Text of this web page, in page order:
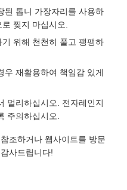
된 톱니 가장자리를 사용하
찢지 마십시오.
위해 천천히 풀고 팽팽하
우 재활용하여 책임감 있게
멀리하십시오. 전자레인지
주의하십시오.
조하거나 웹사이트를 방문
사드립니다!